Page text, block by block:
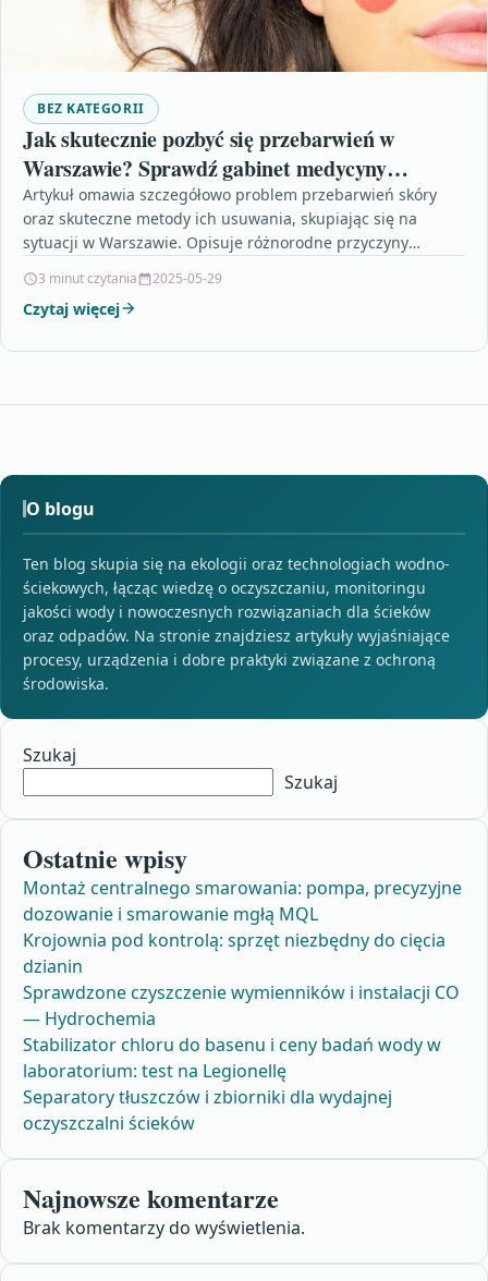
BEZ KATEGORII
Jak skutecznie pozbyć się przebarwień w
Warszawie? Sprawdź gabinet medycyny
estetycznej!
Artykuł omawia szczegółowo problem przebarwień skóry
oraz skuteczne metody ich usuwania, skupiając się na
sytuacji w Warszawie. Opisuje różnorodne przyczyny
3 minut czytania 2025-05-29
Czytaj więcej
O blogu
Ten blog skupia się na ekologii oraz technologiach wodno-
ściekowych, łącząc wiedzę o oczyszczaniu, monitoringu
jakości wody i nowoczesnych rozwiązaniach dla ścieków
oraz odpadów. Na stronie znajdziesz artykuły wyjaśniające
procesy, urządzenia i dobre praktyki związane z ochroną
środowiska.
Szukaj
Szukaj
Ostatnie wpisy
Montaż centralnego smarowania: pompa, precyzyjne
dozowanie i smarowanie mgłą MQL
Krojownia pod kontrolą: sprzęt niezbędny do cięcia
dzianin
Sprawdzone czyszczenie wymienników i instalacji CO
— Hydrochemia
Stabilizator chloru do basenu i ceny badań wody w
laboratorium: test na Legionellę
Separatory tłuszczów i zbiorniki dla wydajnej
oczyszczalni ścieków
Najnowsze komentarze
Brak komentarzy do wyświetlenia.